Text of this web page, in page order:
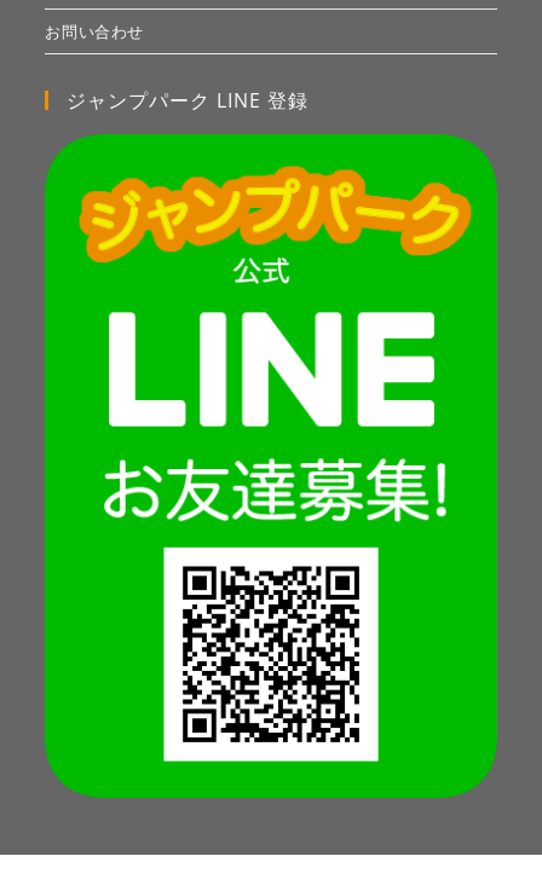
お問い合わせ
ジャンプパーク LINE 登録